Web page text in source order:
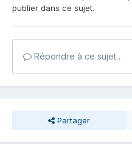
publier dans ce sujet.
Répondre à ce sujet…
Partager